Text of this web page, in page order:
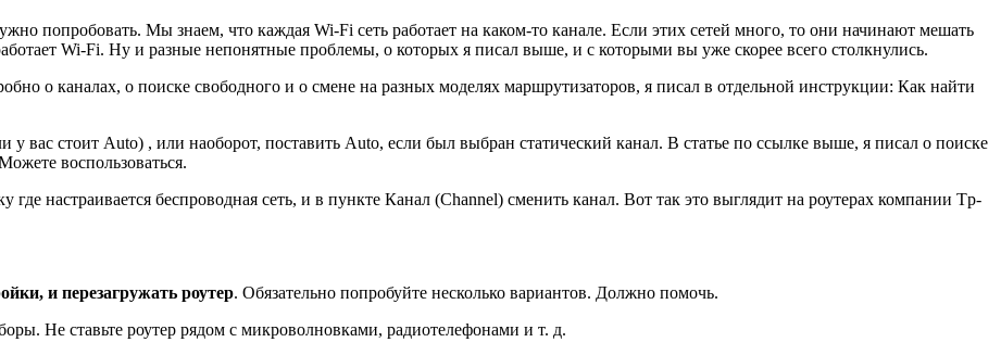
попробовать. Мы знаем, что каждая Wi-Fi сеть работает на каком-то канале. Если этих сетей много, то они начинают мешать
Wi-Fi. Ну и разные непонятные проблемы, о которых я писал выше, и с которыми вы уже скорее всего столкнулись.
о каналах, о поиске свободного и о смене на разных моделях маршрутизаторов, я писал в отдельной инструкции: Как найти
у вас стоит Auto) , или наоборот, поставить Auto, если был выбран статический канал. В статье по ссылке выше, я писал о поиске
воспользоваться.
настраивается беспроводная сеть, и в пункте Канал (Channel) сменить канал. Вот так это выглядит на роутерах компании Tp-
и перезагружать роутер. Обязательно попробуйте несколько вариантов. Должно помочь.
Не ставьте роутер рядом с микроволновками, радиотелефонами и т. д.